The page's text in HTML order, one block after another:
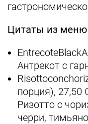
Цитаты из меню
Антрекот с
порция), 27,50
Ризотто с
черри,